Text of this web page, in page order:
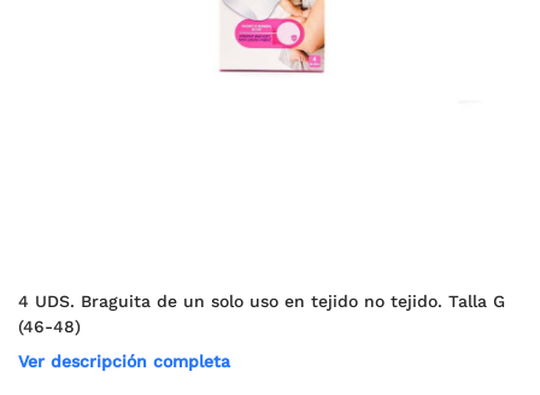
4 UDS. Braguita de un solo uso en tejido no tejido. Talla G
(46-48)
Ver descripción completa